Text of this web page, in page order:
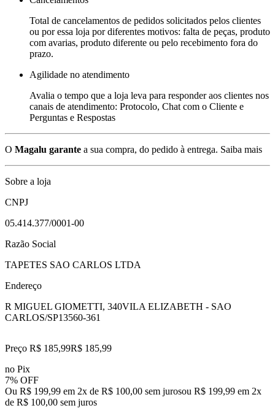
Total de cancelamentos de pedidos solicitados pelos clientes
ou por essa loja por diferentes motivos: falta de peças, produto
com avarias, produto diferente ou pelo recebimento fora do
prazo.
Agilidade no atendimento
Avalia o tempo que a loja leva para responder aos clientes nos
canais de atendimento: Protocolo, Chat com o Cliente e
Perguntas e Respostas
O Magalu garante a sua compra, do pedido à entrega. Saiba mais
Sobre a loja
CNPJ
05.414.377/0001-00
Razão Social
TAPETES SAO CARLOS LTDA
Endereço
R MIGUEL GIOMETTI, 340VILA ELIZABETH - SAO
CARLOS/SP13560-361
Preço R$ 185,99R$ 185,99
no Pix
7% OFF
Ou R$ 199,99 em 2x de R$ 100,00 sem jurosou R$ 199,99 em 2x
de R$ 100,00 sem juros